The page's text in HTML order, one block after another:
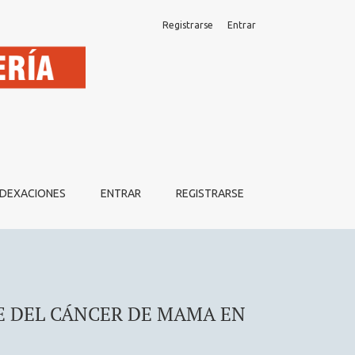
ENTRAR REGISTRARSE
Registrarse Entrar
DEL CÁNCER DE MAMA EN